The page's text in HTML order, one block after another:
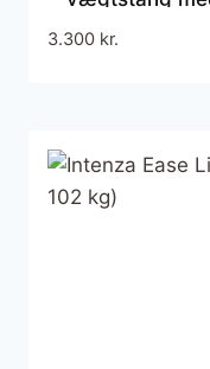
biceps- og
3.300 kr.